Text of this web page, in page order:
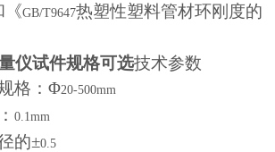
《GB/T9647热塑性塑料管材环刚度的
仪试件规格可选技术参数
格：Φ20-500mm
0.1mm
的±0.5